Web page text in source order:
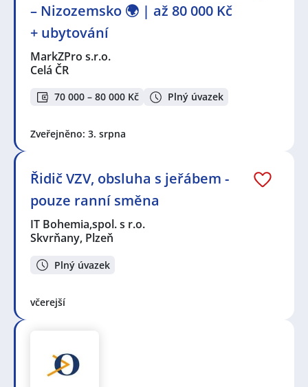
– Nizozemsko 🌍 | až 80 000 Kč
+ ubytování
MarkZPro s.r.o.
Celá ČR
70 000 – 80 000 Kč Plný úvazek
Zveřejněno: 3. srpna
Řidič VZV, obsluha s jeřábem -
pouze ranní směna
IT Bohemia,spol. s r.o.
Skvrňany, Plzeň
Plný úvazek
včerejší